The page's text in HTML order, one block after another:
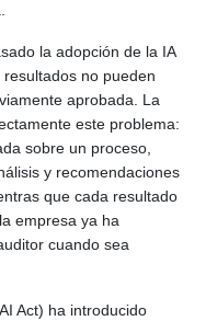
la adopción de la IA
no pueden
aprobada. La
este problema:
sobre un proceso,
y recomendaciones
que cada resultado
empresa ya ha
cuando sea
Act) ha introducido